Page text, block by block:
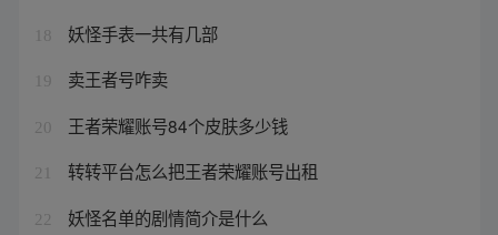
18 妖怪手表一共有几部
19 卖王者号咋卖
20 王者荣耀账号84个皮肤多少钱
21 转转平台怎么把王者荣耀账号出租
22 妖怪名单的剧情简介是什么